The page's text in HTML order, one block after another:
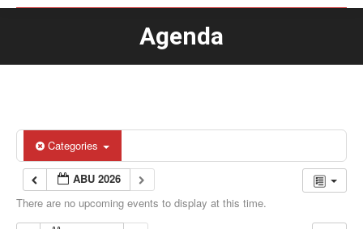
Agenda
You are here:
Categories
ABU 2026
There are no upcoming events to display at this time.